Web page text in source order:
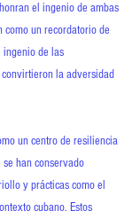
el ingenio de ambas
como un recordatorio de
ingenio de las
la adversidad
un centro de resiliencia
han conservado
y prácticas como el
cubano. Estos